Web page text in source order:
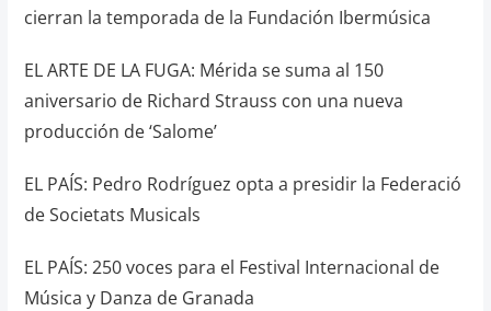
cierran la temporada de la Fundación Ibermúsica
EL ARTE DE LA FUGA: Mérida se suma al 150
aniversario de Richard Strauss con una nueva
producción de ‘Salome’
EL PAÍS: Pedro Rodríguez opta a presidir la Federació
de Societats Musicals
EL PAÍS: 250 voces para el Festival Internacional de
Música y Danza de Granada